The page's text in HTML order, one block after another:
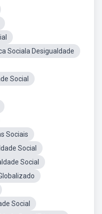
Sociala Desigualdade
Social
Sociais
Social
Social
Social